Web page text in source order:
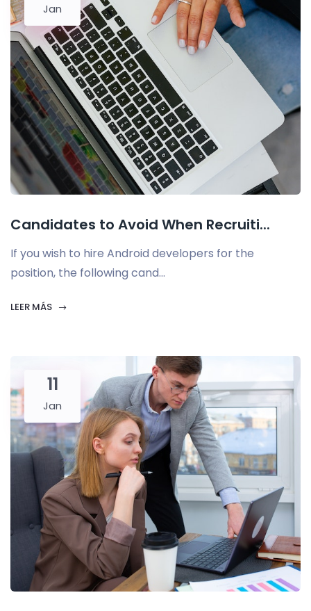
Jan
Candidates to Avoid When Recruiti...
If you wish to hire Android developers for the
position, the following cand...
LEER MÁS
11
Jan